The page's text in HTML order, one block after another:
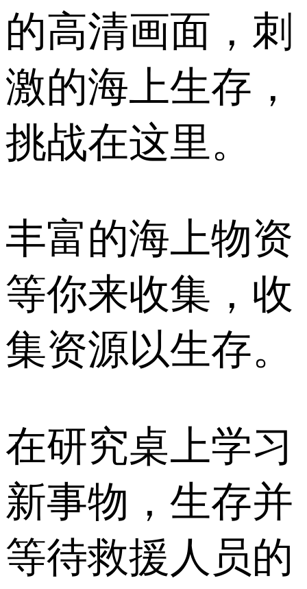
的高清画面，刺
激的海上生存，
挑战在这里。
丰富的海上物资
等你来收集，收
集资源以生存。
在研究桌上学习
新事物，生存并
等待救援人员的